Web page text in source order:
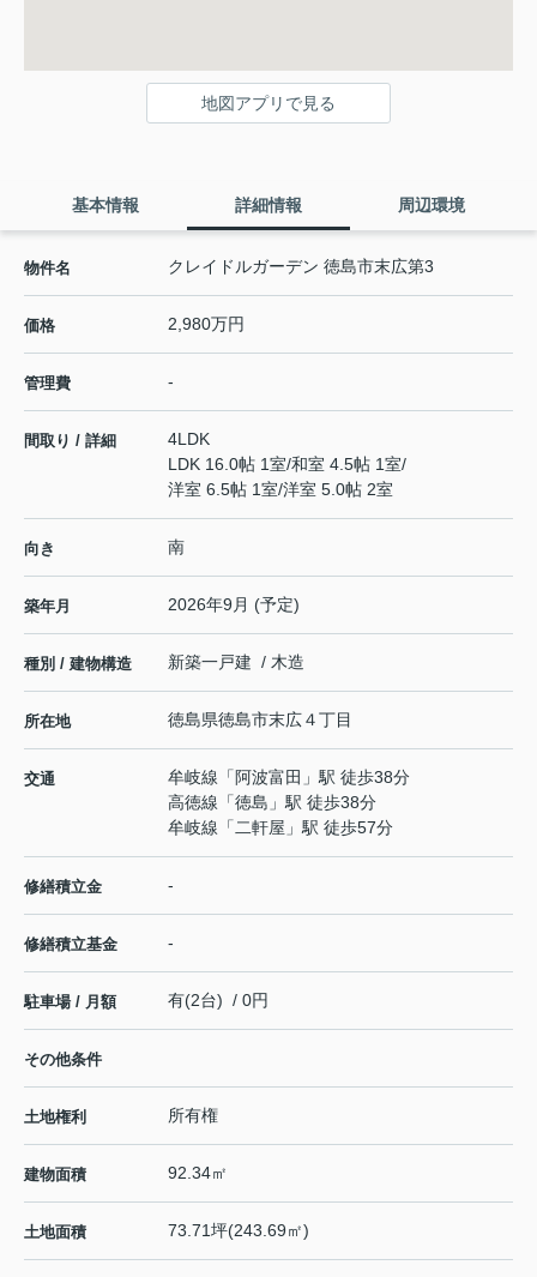
地図アプリで見る
基本情報 詳細情報 周辺環境
物件名 クレイドルガーデン 徳島市末広第3
価格 2,980万円
管理費 -
間取り / 詳細
4LDK
LDK 16.0帖 1室/和室 4.5帖 1室/
洋室 6.5帖 1室/洋室 5.0帖 2室
向き 南
築年月 2026年9月 (予定)
種別 / 建物構造 新築一戸建 / 木造
所在地 徳島県徳島市末広４丁目
交通 牟岐線 「 阿波富田 」駅 徒歩38分
高徳線 「徳島 」駅 徒歩38分
牟岐線 「 二軒屋 」駅 徒歩57分
修繕積立金 -
修繕積立基金 -
駐車場 / 月額 有(2台) / 0円
その他条件
土地権利 所有権
建物面積 92.34㎡
土地面積 73.71坪(243.69㎡)